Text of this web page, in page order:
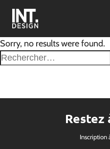
Sorry, no results were found.
Rechercher :
Inscription